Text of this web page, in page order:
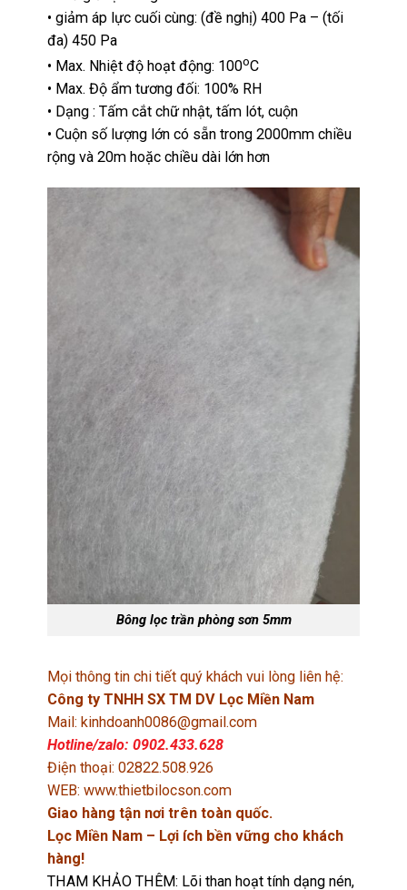
• giảm áp lực cuối cùng: (đề nghị) 400 Pa – (tối
đa) 450 Pa
• Max. Nhiệt độ hoạt động: 100oC
• Max. Độ ẩm tương đối: 100% RH
• Dạng : Tấm cắt chữ nhật, tấm lót, cuộn
• Cuộn số lượng lớn có sẵn trong 2000mm chiều
rộng và 20m hoặc chiều dài lớn hơn
Bông lọc trần phòng sơn 5mm
Mọi thông tin chi tiết quý khách vui lòng liên hệ:
Công ty TNHH SX TM DV Lọc Miền Nam
Mail: kinhdoanh0086@gmail.com
Hotline/zalo: 0902.433.628
Điện thoại: 02822.508.926
WEB: www.thietbilocson.com
Giao hàng tận nơi trên toàn quốc.
Lọc Miền Nam – Lợi ích bền vững cho khách
hàng!
THAM KHẢO THÊM: Lõi than hoạt tính dạng nén,